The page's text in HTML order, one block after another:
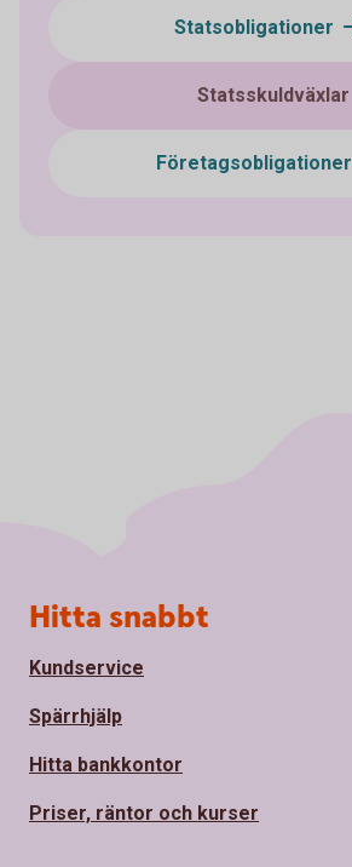
Statsobligationer
Statsskuldväxlar
Företagsobligationer
Sidfot
Hitta snabbt
Kundservice
Spärrhjälp
Hitta bankkontor
Priser, räntor och kurser